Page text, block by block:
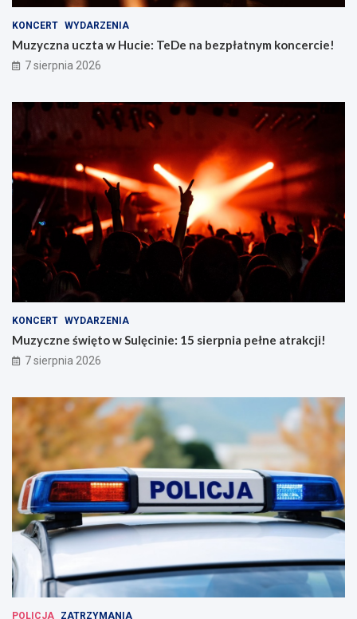
KONCERT WYDARZENIA
Muzyczna uczta w Hucie: TeDe na bezpłatnym koncercie!
7 sierpnia 2026
KONCERT WYDARZENIA
Muzyczne święto w Sulęcinie: 15 sierpnia pełne atrakcji!
7 sierpnia 2026
POLICJA ZATRZYMANIA